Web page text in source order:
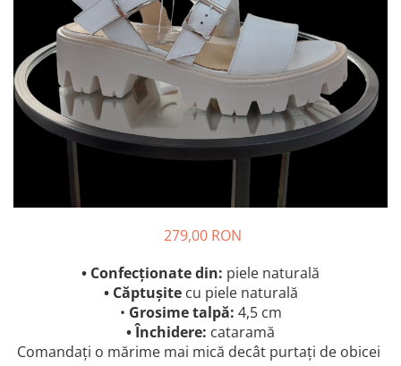
279,00 RON
• Confecționate din: piele naturală
• Căptușite cu piele naturală
• Grosime talpă: 4,5 cm
• Închidere: cataramă
Comandați o mărime mai mică decât purtați de obicei